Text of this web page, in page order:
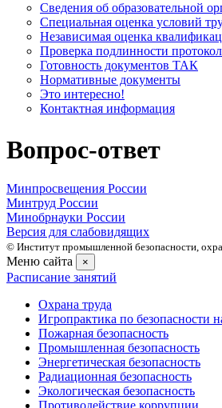
Сведения об образовательной
Cпециальная оценка условий
Независимая оценка
Проверка подлинности
Готовность документов ТАК
Нормативные документы
Это интересно!
Контактная информация
Вопрос-ответ
Минпросвещения России
Минтруд России
Минобрнауки России
Версия для слабовидящих
© Институт промышленной безопасности,
Меню сайта ×
Расписание занятий
Охрана труда
Игропрактика по безопасности
Пожарная безопасность
Промышленная безопасность
Энергетическая безопасность
Радиационная безопасность
Экологическая безопасность
Противодействие коррупции